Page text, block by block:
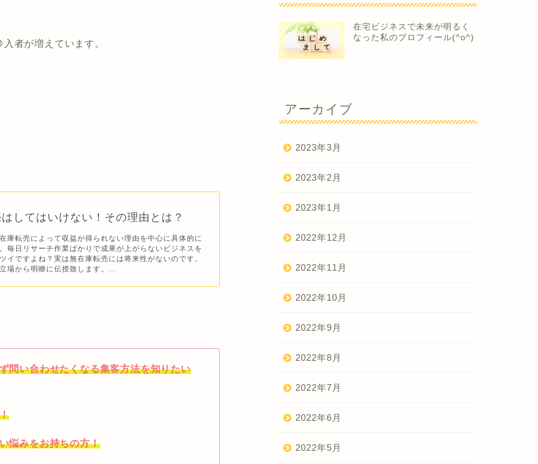
者が増えています。
してはいけない！その理由とは？
庫転売によって収益が得られない理由を中心に具体的に
毎日リサーチ作業ばかりで成果が上がらないビジネスを
イですよね？実は無在庫転売には将来性がないのです。
場から明瞭に伝授致します。...
問い合わせたくなる集客方法を知りたい
悩みをお持ちの方！
在宅ビジネスで未来が明るく
なった私のプロフィール(^o^)
アーカイブ
2023年3月
2023年2月
2023年1月
2022年12月
2022年11月
2022年10月
2022年9月
2022年8月
2022年7月
2022年6月
2022年5月